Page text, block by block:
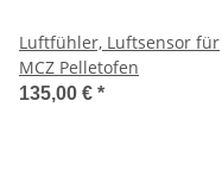
Luftfühler, Luftsensor für
MCZ Pelletofen
135,00 € *